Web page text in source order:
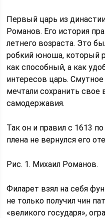
Первый царь из
Романов. Его история
летнего возраста. Это
робкий юноша, который
как способный, а как
интересов царь.
мечтали сохранить свое
самодержавия.
Так он и правил с 1613
плена не вернулся его
Рис. 1. Михаил Романов.
Филарет взял на себя
не только получил чин
«великого государя»,